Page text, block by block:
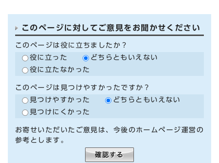
このページに対してご意見をお聞かせください
このページは役に立ちましたか？
役に立った
どちらともいえない
役に立たなかった
このページは見つけやすかったですか？
見つけやすかった
どちらともいえない
見つけにくかった
お寄せいただいたご意見は、今後のホームページ運営の
参考とします。